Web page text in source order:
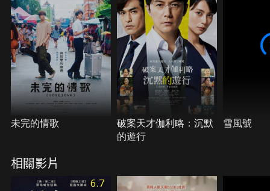
未完的情歌
破案天才伽利略：沉默
的遊行
雪風號
相關影片
6.7